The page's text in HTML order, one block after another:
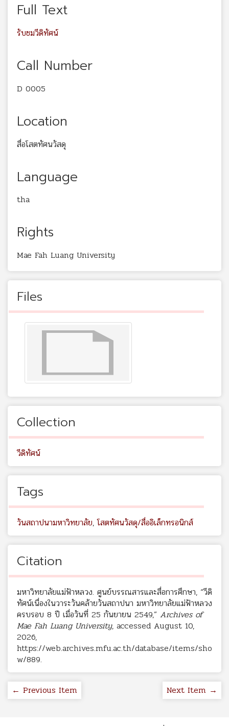
Full Text
รับชมวีดิทัศน์
Call Number
D 0005
Location
สื่อโสตทัศนวัสดุ
Language
tha
Rights
Mae Fah Luang University
Files
Collection
วีดิทัศน์
Tags
วันสถาปนามหาวิทยาลัย,โสตทัศนวัสดุ/สื่ออิเล็กทรอนิกส์
Citation
มหาวิทยาลัยแม่ฟ้าหลวง. ศูนย์บรรณสารและสื่อการศึกษา, “วีดิ
ทัศน์เนื่องในวาระวันคล้ายวันสถาปนา มหาวิทยาลัยแม่ฟ้าหลวง
ครบรอบ 8 ปี เมื่อวันที่ 25 กันยายน 2549,” Archives of
Mae Fah Luang University, accessed August 10,
2026,
https://web.archives.mfu.ac.th/database/items/sho
w/889.
← Previous Item Next Item →